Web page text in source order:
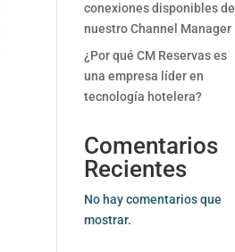
conexiones disponibles de
nuestro Channel Manager
¿Por qué CM Reservas es
una empresa líder en
tecnología hotelera?
Comentarios
Recientes
No hay comentarios que
mostrar.